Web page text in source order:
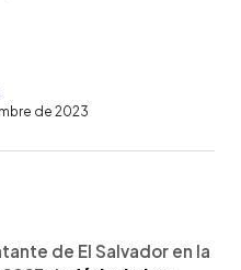
de 2023
de El Salvador en la